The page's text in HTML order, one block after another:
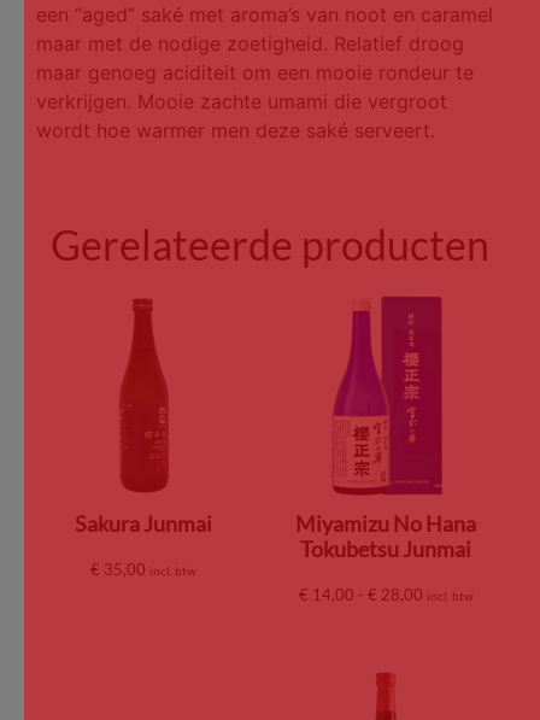
een “aged” saké met aroma’s van noot en caramel
maar met de nodige zoetigheid. Relatief droog
maar genoeg aciditeit om een mooie rondeur te
verkrijgen. Mooie zachte umami die vergroot
wordt hoe warmer men deze saké serveert.
Gerelateerde producten
Sakura Junmai
€ 35,00 incl. btw
Miyamizu No Hana
Tokubetsu Junmai
€ 14,00 - € 28,00 incl. btw